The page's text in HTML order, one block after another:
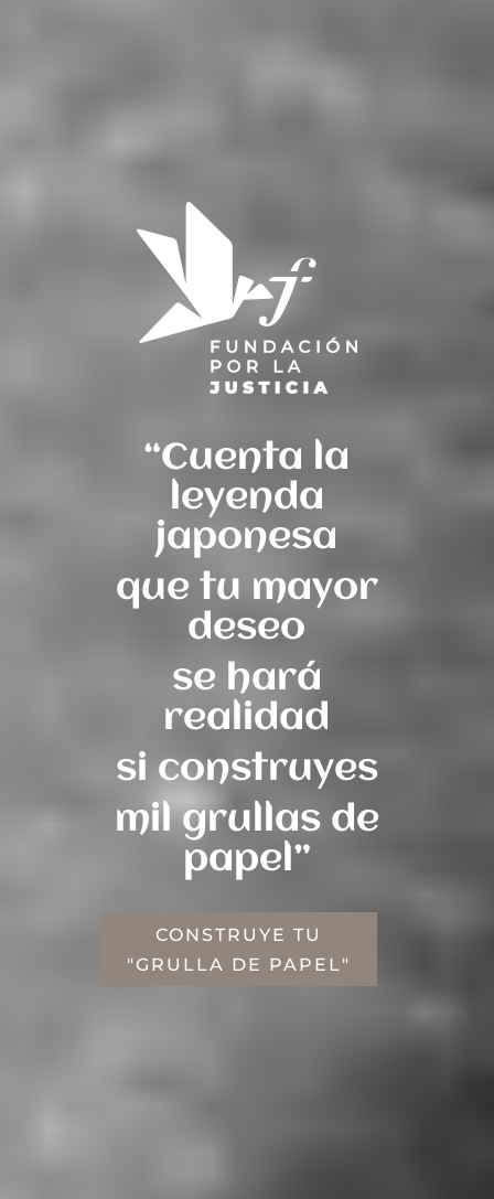
“Cuenta la
leyenda
japonesa
que tu mayor
deseo
se hará
realidad
si construyes
mil grullas de
papel”
CONSTRUYE TU
"GRULLA DE PAPEL"